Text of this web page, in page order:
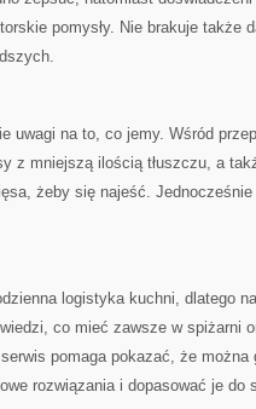
pomysły. Nie brakuje także
uwagi na to, co jemy. Wśród
z mniejszą ilością tłuszczu, a
żeby się najeść.
logistyka kuchni, dlatego
co mieć zawsze w spiżarni
pomaga pokazać, że
rozwiązania i dopasować je do